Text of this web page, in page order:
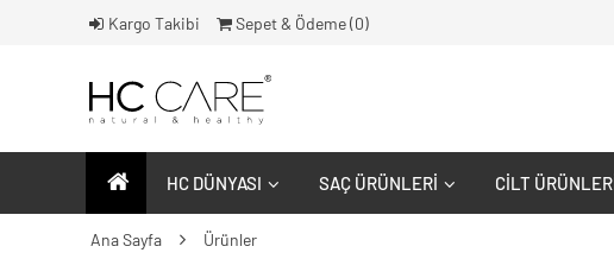
Kargo Takibi Sepet & Ödeme ( 0)
HC DÜNYASI SAÇ ÜRÜNLERI CILT ÜRÜNLERI
Ana Sayfa Ürünler